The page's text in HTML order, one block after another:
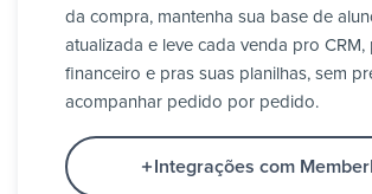
da compra, mantenha sua base de
atualizada e leve cada venda pro CRM,
financeiro e pras suas planilhas, sem
acompanhar pedido por pedido.
Integrações com